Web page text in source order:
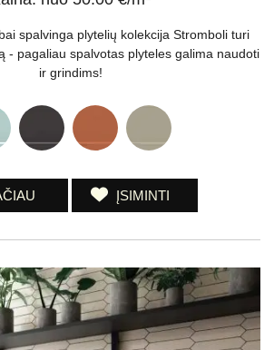
spalvinga plytelių kolekcija Stromboli turi
- pagaliau spalvotas plyteles galima naudoti
ir grindims!
ĮSIMINTI